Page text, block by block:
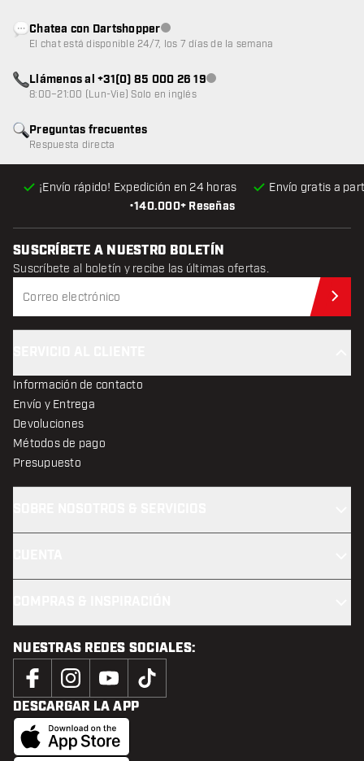
•140.000+ Reseñas
¡Envío rápido! Expedición en 24 horas Envío gratis a
Preguntas frecuentes
Respuesta directa
Chatea con DartshopperAtención al cliente no disponible
El chat está disponible 24/7, los 7 días de la semana
Llámenos al +31(0) 85 000 26 19Atención al cliente no disponible
8:00–21:00 (Lun-Vie) Solo en inglés
SUSCRÍBETE A NUESTRO BOLETÍN
Suscríbete al boletín y recibe las últimas ofertas.
Información de contacto
Envío y Entrega
Devoluciones
Métodos de pago
Presupuesto
NUESTRAS REDES SOCIALES:
DESCARGAR LA APP